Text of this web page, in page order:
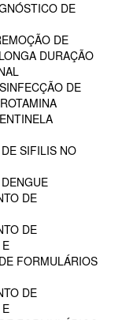
DE
DE
DURAÇÃO
DE
SIFILIS NO
DE
DE
FORMULÁRIOS
DE